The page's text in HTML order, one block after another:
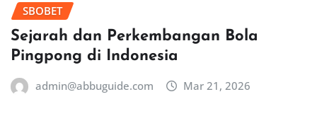
SBOBET
Sejarah dan Perkembangan Bola
Pingpong di Indonesia
admin@abbuguide.com Mar 21, 2026